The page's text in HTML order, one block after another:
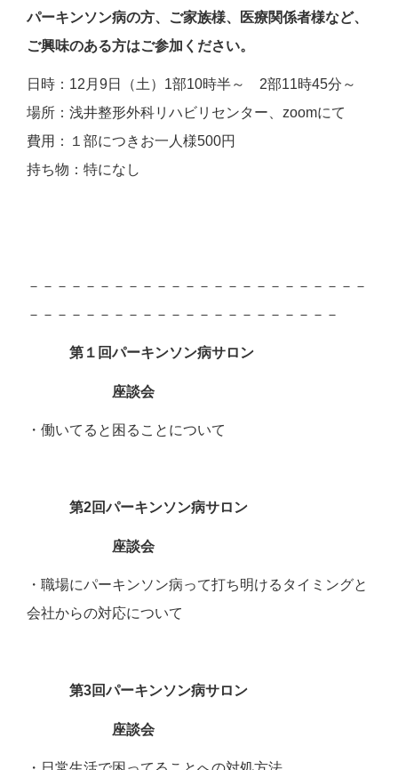
パーキンソン病の方、ご家族様、医療関係者様など、
ご興味のある方はご参加ください。
日時：12月9日（土）1部10時半～ 2部11時45分～
場所：浅井整形外科リハビリセンター、zoomにて
費用：１部につきお一人様500円
持ち物：特になし
－－－－－－－－－－－－－－－－－－－－－－－－
－－－－－－－－－－－－－－－－－－－－－－
第１回パーキンソン病サロン
座談会
・働いてると困ることについて
第2回パーキンソン病サロン
座談会
・職場にパーキンソン病って打ち明けるタイミングと
会社からの対応について
第3回パーキンソン病サロン
座談会